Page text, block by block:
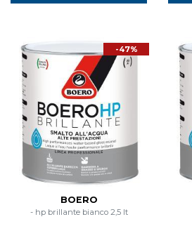
-47%
BOERO
- hp brillante bianco 2,5 lt